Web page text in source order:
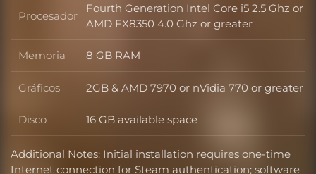
Procesador Procesador
Fourth Generation Intel Core i5 2.5 Ghz or
AMD FX8350 4.0 Ghz or greater
Memoria Memoria
8 GB RAM
Gráficos Gráficos
2GB & AMD 7970 or nVidia 770 or greater
Disco Disco
16 GB available space
Additional Notes: Initial installation requires one-time
Internet connection for Steam authentication; software